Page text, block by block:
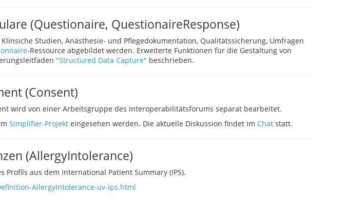
(Questionaire, QuestionaireResponse)
Studien, Anästhesie- und Pflegedokumentation, Qualitätssicherung, Umfragen
-Ressource abgebildet werden. Erweiterte Funktionen für die Gestaltung von
"Structured Data Capture" beschrieben.
(Consent)
wird von einer Arbeitsgruppe des Interoperabilitätsforums separat bearbeitet.
Simplifier-Projekteingesehen werden. Die aktuelle Diskussion findet im Chatstatt.
(AllergyIntolerance)
Profils aus dem International Patient Summary (IPS).
AllergyIntolerance-uv-ips.html